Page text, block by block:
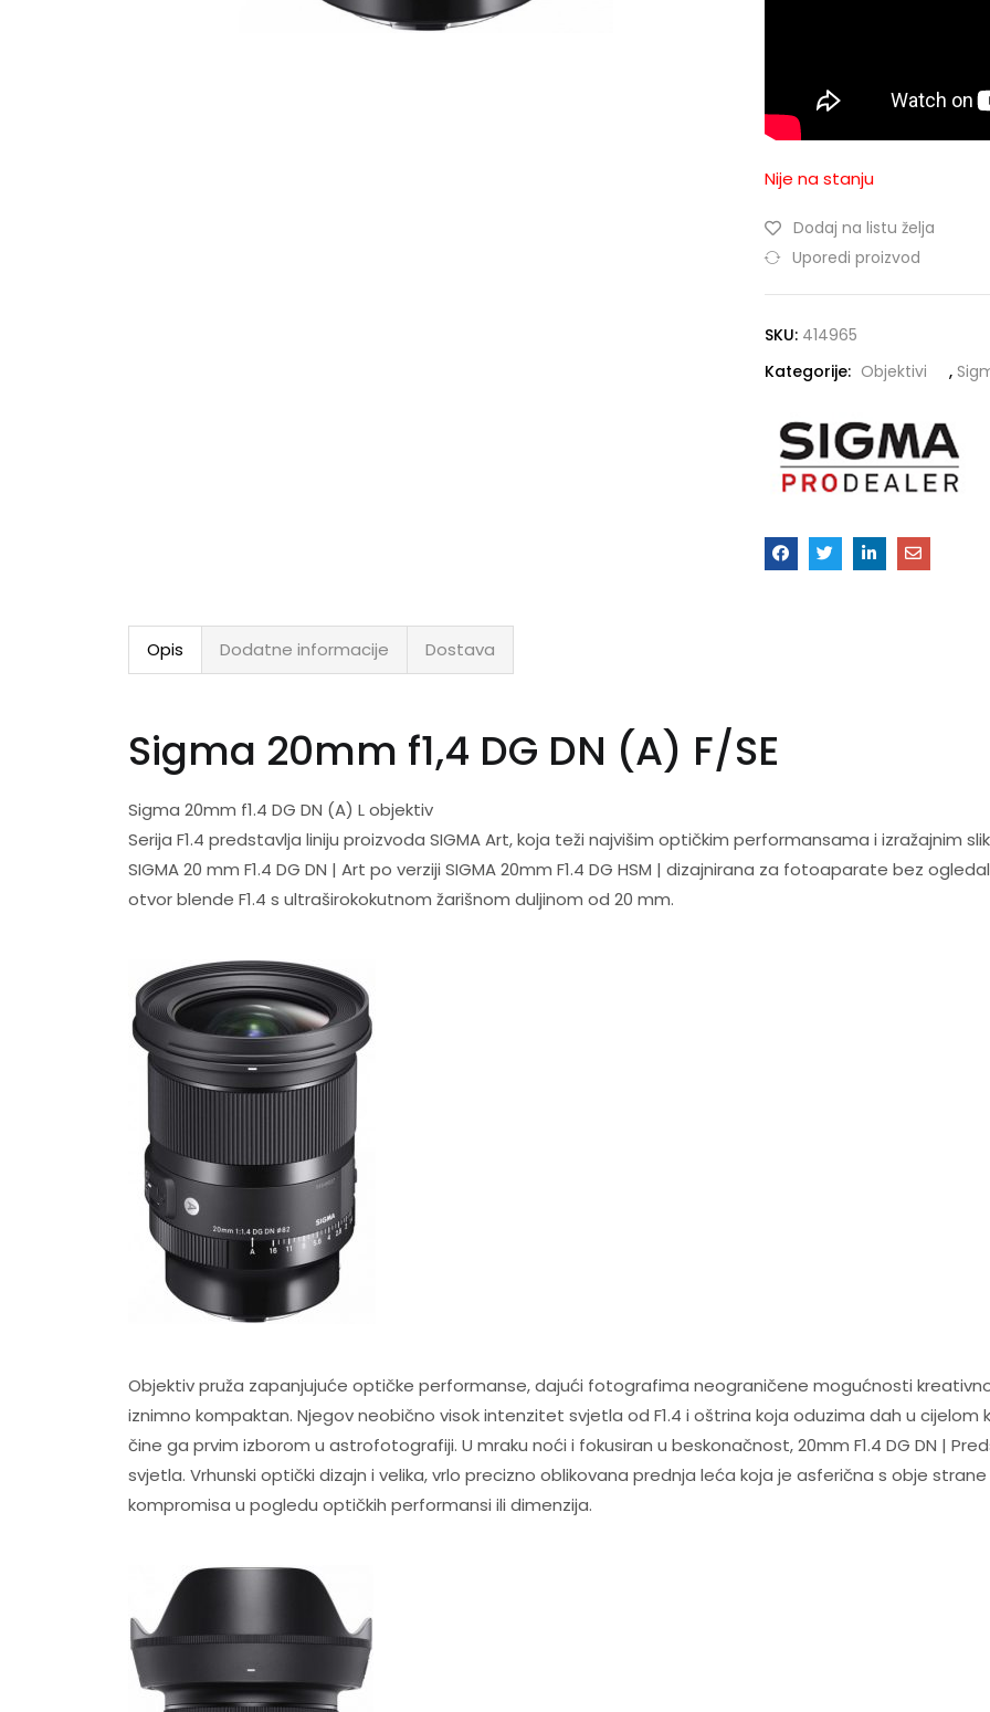
Nije na stanju
Dodaj na listu želja
Uporedi proizvod
SKU: 414965
Kategorije: Objektivi ,
Opis Dodatne informacije Dostava
Sigma 20mm f1,4 DG DN (A) F/SE
Sigma 20mm f1.4 DG DN (A) L objektiv
Serija F1.4 predstavlja liniju proizvoda SIGMA Art, koja teži najvišim optičkim performansama i izražajnim
SIGMA 20 mm F1.4 DG DN | Art po verziji SIGMA 20mm F1.4 DG HSM | dizajnirana za fotoaparate bez
otvor blende F1.4 s ultraširokokutnom žarišnom duljinom od 20 mm.
Objektiv pruža zapanjujuće optičke performanse, dajući fotografima neograničene mogućnosti
iznimno kompaktan. Njegov neobično visok intenzitet svjetla od F1.4 i oštrina koja oduzima dah u
čine ga prvim izborom u astrofotografiji. U mraku noći i fokusiran u beskonačnost, 20mm F1.4 DG DN |
svjetla. Vrhunski optički dizajn i velika, vrlo precizno oblikovana prednja leća koja je asferična s obje
kompromisa u pogledu optičkih performansi ili dimenzija.